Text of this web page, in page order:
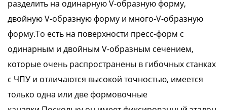
разделить на одинарную V-образную форму,
двойную V-образную форму и много-V-образную
форму.То есть на поверхности пресс-форм с
одинарным и двойным V-образным сечением,
которые очень распространены в гибочных станках
с ЧПУ и отличаются высокой точностью, имеется
только одна или две формовочные